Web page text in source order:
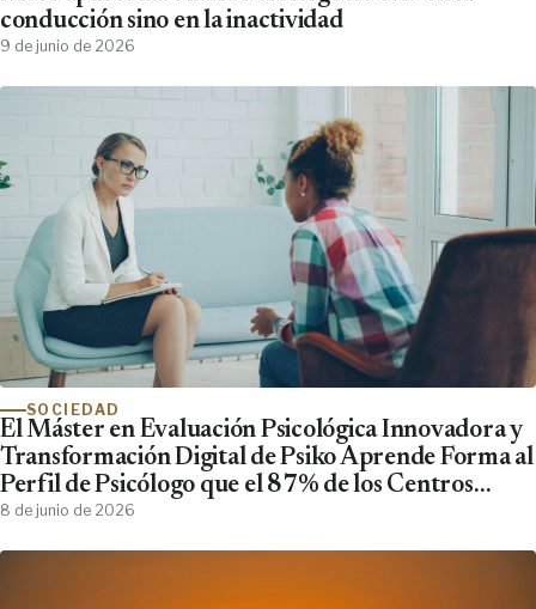
conducción sino en la inactividad
9 de junio de 2026
SOCIEDAD
El Máster en Evaluación Psicológica Innovadora y
Transformación Digital de Psiko Aprende Forma al
Perfil de Psicólogo que el 87% de los Centros
Clínicos Demanda y No Encuentra
8 de junio de 2026